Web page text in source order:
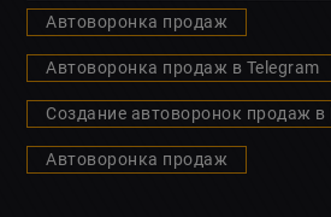
Автоворонка продаж
Автоворонка продаж в Telegram
Создание автоворонок продаж
Автоворонка продаж